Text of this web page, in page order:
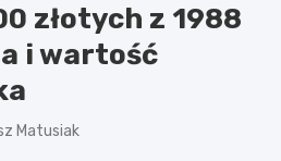
złotych z 1988
i wartość
Matusiak